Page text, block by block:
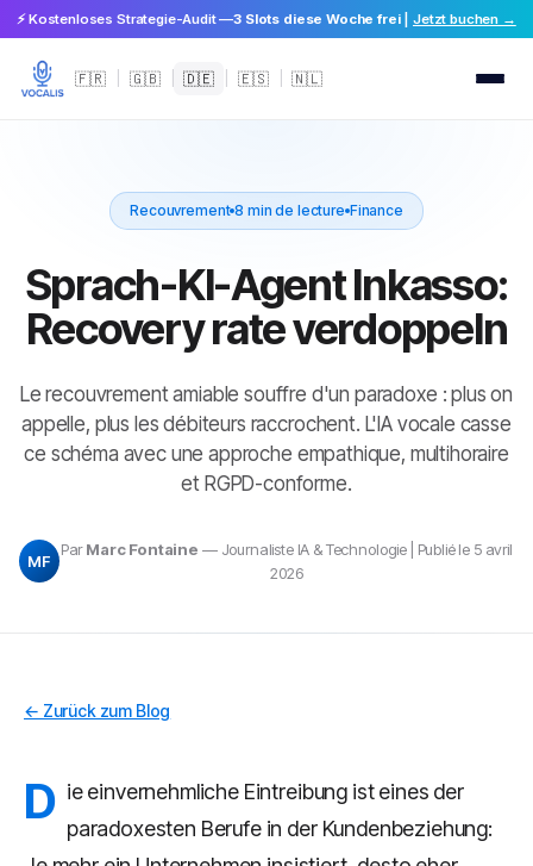
⚡ Kostenloses Strategie-Audit —3 Slots diese Woche frei| Jetzt buchen →
🇫🇷 🇬🇧 🇩🇪 🇪🇸 🇳🇱
Recouvrement 8 min de lecture Finance
Sprach-KI-Agent Inkasso:
Recovery rate verdoppeln
Le recouvrement amiable souffre d'un paradoxe : plus on
appelle, plus les débiteurs raccrochent. L'IA vocale casse
ce schéma avec une approche empathique, multihoraire
et RGPD-conforme.
MF
ParMarc Fontaine — Journaliste IA & Technologie | Publié le 5 avril
2026
← Zurück zum Blog
D ie einvernehmliche Eintreibung ist eines der
paradoxesten Berufe in der Kundenbeziehung: